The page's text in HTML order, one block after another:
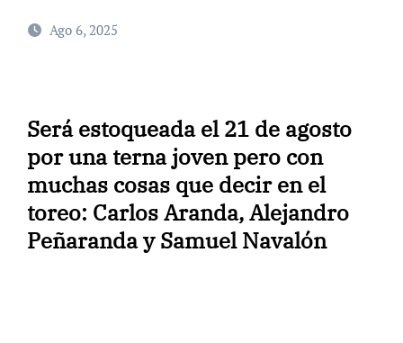
Ago 6, 2025
Será estoqueada el 21 de agosto
por una terna joven pero con
muchas cosas que decir en el
toreo: Carlos Aranda, Alejandro
Peñaranda y Samuel Navalón